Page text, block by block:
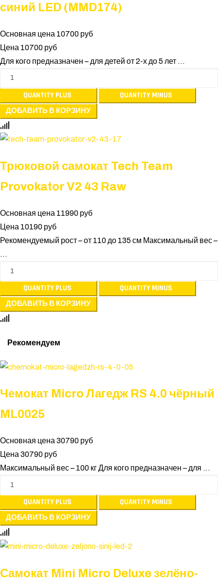
синий LED (MMD174)
Основная цена 10700 руб
Цена 10700 руб
Для кого предназначен – для детей от 2-х до 5 лет ...
Трюковой самокат Tech Team
Provokator V2 43 Raw
Основная цена 11990 руб
Цена 10190 руб
Рекомендуемый рост – от 110 до 135 см Максимальный вес –
...
Рекомендуем
Чемокат Micro Лагедж RS 4.0 чёрный
ML0025
Основная цена 30790 руб
Цена 30790 руб
Максимальный вес – 100 кг Для кого предназначен – для ...
Самокат Mini Micro Deluxe зелёно-